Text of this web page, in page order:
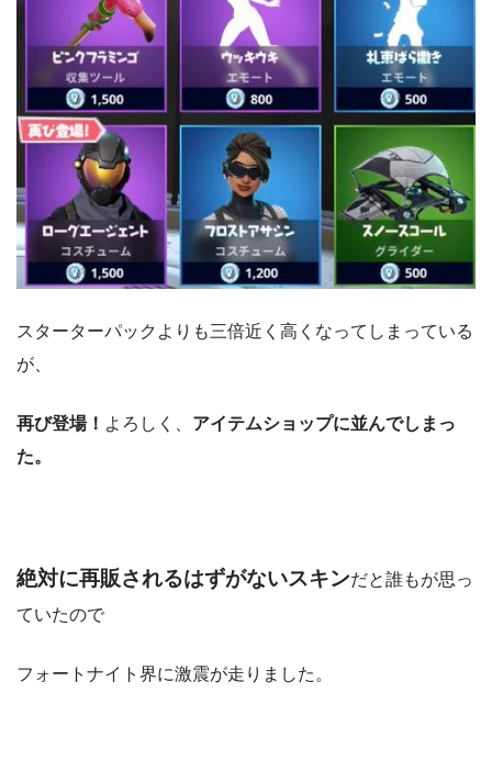
スターターパックよりも三倍近く高くなってしまっている
が、
再び登場！ よろしく、 アイテムショップに並んでしまっ
た。
絶対に再販されるはずがないスキンだと誰もが思っ
ていたので
フォートナイト界に激震が走りました。